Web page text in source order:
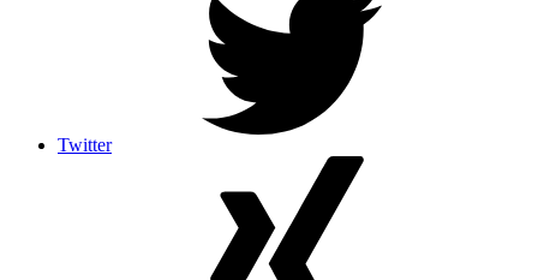
Twitter